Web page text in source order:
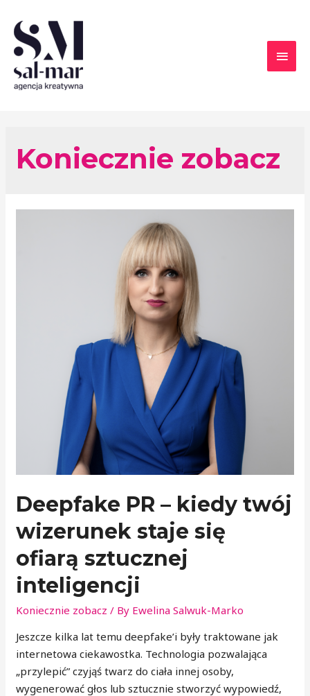
Koniecznie zobacz
Deepfake PR – kiedy twój
wizerunek staje się
ofiarą sztucznej
inteligencji
Koniecznie zobacz / By Ewelina Salwuk-Marko
Jeszcze kilka lat temu deepfake’i były traktowane jak
internetowa ciekawostka. Technologia pozwalająca
„przylepić” czyjąś twarz do ciała innej osoby,
wygenerować głos lub sztucznie stworzyć wypowiedź,